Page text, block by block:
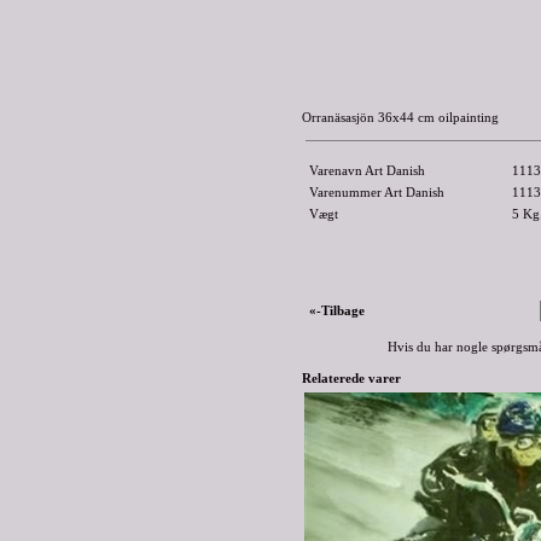
Orranäsasjön 36x44 cm oilpainting
Varenavn Art Danish
Varenummer Art Danish
Vægt
5
«-Tilbage
Hvis du har nogle
Relaterede varer